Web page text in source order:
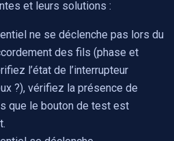
et leurs solutions :
ne se déclenche pas lors du
des fils (phase et
l’état de l’interrupteur
?), vérifiez la présence de
que le bouton de test est